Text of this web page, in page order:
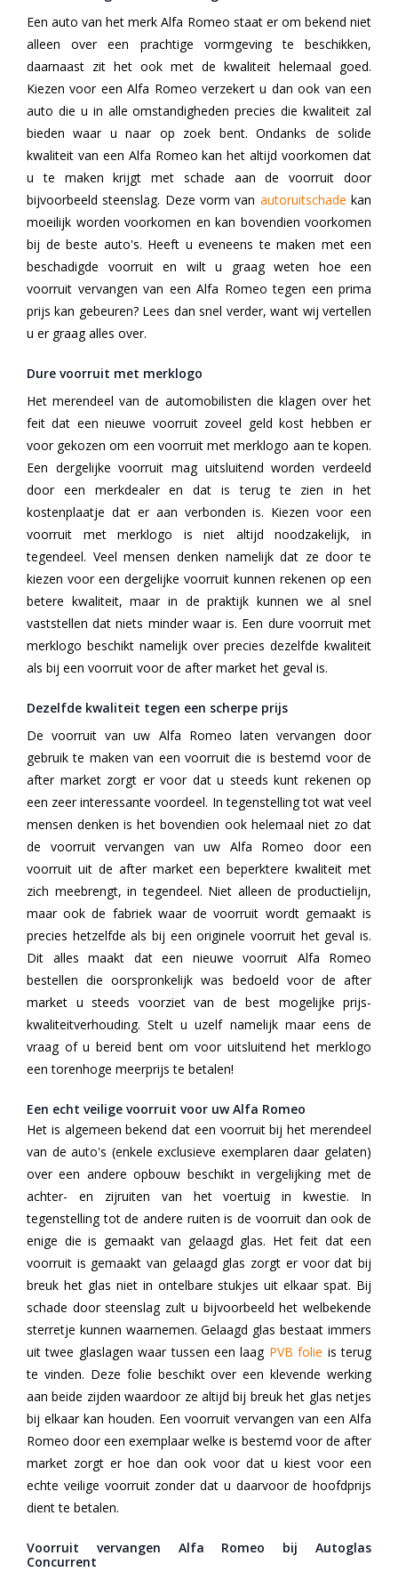
Een auto van het merk Alfa Romeo staat er om bekend niet
alleen over een prachtige vormgeving te beschikken,
daarnaast zit het ook met de kwaliteit helemaal goed.
Kiezen voor een Alfa Romeo verzekert u dan ook van een
auto die u in alle omstandigheden precies die kwaliteit zal
bieden waar u naar op zoek bent. Ondanks de solide
kwaliteit van een Alfa Romeo kan het altijd voorkomen dat
u te maken krijgt met schade aan de voorruit door
bijvoorbeeld steenslag. Deze vorm van autoruitschade kan
moeilijk worden voorkomen en kan bovendien voorkomen
bij de beste auto's. Heeft u eveneens te maken met een
beschadigde voorruit en wilt u graag weten hoe een
voorruit vervangen van een Alfa Romeo tegen een prima
prijs kan gebeuren? Lees dan snel verder, want wij vertellen
u er graag alles over.
Dure voorruit met merklogo
Het merendeel van de automobilisten die klagen over het
feit dat een nieuwe voorruit zoveel geld kost hebben er
voor gekozen om een voorruit met merklogo aan te kopen.
Een dergelijke voorruit mag uitsluitend worden verdeeld
door een merkdealer en dat is terug te zien in het
kostenplaatje dat er aan verbonden is. Kiezen voor een
voorruit met merklogo is niet altijd noodzakelijk, in
tegendeel. Veel mensen denken namelijk dat ze door te
kiezen voor een dergelijke voorruit kunnen rekenen op een
betere kwaliteit, maar in de praktijk kunnen we al snel
vaststellen dat niets minder waar is. Een dure voorruit met
merklogo beschikt namelijk over precies dezelfde kwaliteit
als bij een voorruit voor de after market het geval is.
Dezelfde kwaliteit tegen een scherpe prijs
De voorruit van uw Alfa Romeo laten vervangen door
gebruik te maken van een voorruit die is bestemd voor de
after market zorgt er voor dat u steeds kunt rekenen op
een zeer interessante voordeel. In tegenstelling tot wat veel
mensen denken is het bovendien ook helemaal niet zo dat
de voorruit vervangen van uw Alfa Romeo door een
voorruit uit de after market een beperktere kwaliteit met
zich meebrengt, in tegendeel. Niet alleen de productielijn,
maar ook de fabriek waar de voorruit wordt gemaakt is
precies hetzelfde als bij een originele voorruit het geval is.
Dit alles maakt dat een nieuwe voorruit Alfa Romeo
bestellen die oorspronkelijk was bedoeld voor de after
market u steeds voorziet van de best mogelijke prijs-
kwaliteitverhouding. Stelt u uzelf namelijk maar eens de
vraag of u bereid bent om voor uitsluitend het merklogo
een torenhoge meerprijs te betalen!
Een echt veilige voorruit voor uw Alfa Romeo
Het is algemeen bekend dat een voorruit bij het merendeel
van de auto's (enkele exclusieve exemplaren daar gelaten)
over een andere opbouw beschikt in vergelijking met de
achter- en zijruiten van het voertuig in kwestie. In
tegenstelling tot de andere ruiten is de voorruit dan ook de
enige die is gemaakt van gelaagd glas. Het feit dat een
voorruit is gemaakt van gelaagd glas zorgt er voor dat bij
breuk het glas niet in ontelbare stukjes uit elkaar spat. Bij
schade door steenslag zult u bijvoorbeeld het welbekende
sterretje kunnen waarnemen. Gelaagd glas bestaat immers
uit twee glaslagen waar tussen een laag PVB folie is terug
te vinden. Deze folie beschikt over een klevende werking
aan beide zijden waardoor ze altijd bij breuk het glas netjes
bij elkaar kan houden. Een voorruit vervangen van een Alfa
Romeo door een exemplaar welke is bestemd voor de after
market zorgt er hoe dan ook voor dat u kiest voor een
echte veilige voorruit zonder dat u daarvoor de hoofdprijs
dient te betalen.
Voorruit vervangen Alfa Romeo bij Autoglas
Concurrent